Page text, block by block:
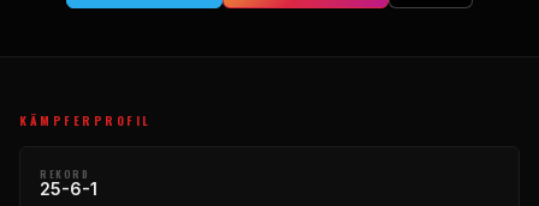
KÄMPFERPROFIL
REKORD
25-6-1